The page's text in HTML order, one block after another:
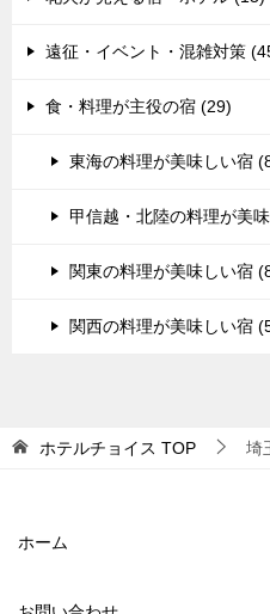
遠征・イベント・混雑対策
食・料理が主役の宿 (29)
東海の料理が美味しい宿
甲信越・北陸の料理が美
関東の料理が美味しい宿
関西の料理が美味しい宿
ホテルチョイス TOP 埼
ホーム